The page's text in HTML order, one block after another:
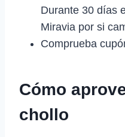
Durante 30 días
Miravia por si
Comprueba
Cómo
chollo